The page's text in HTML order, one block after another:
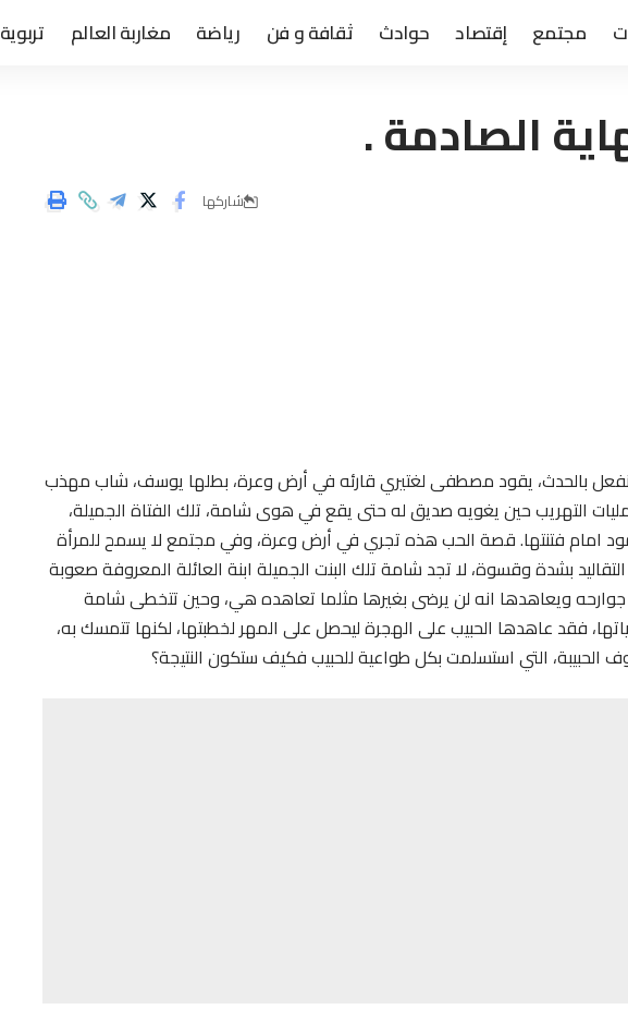
مجتمع إقتصاد حوادث ثقافة و فن رياضة مغاربة العالم تربوية
الصادمة .
شاركها
بالحدث، يقود مصطفى لغتيري قارئه في أرض وعرة، بطلها يوسف، شاب مهذب
التهريب حين يغويه صديق له حتى يقع في هوى شامة، تلك الفتاة الجميلة،
امام فتنتها. قصة الحب هذه تجري في أرض وعرة، وفي مجتمع لا يسمح للمرأة
بشدة وقسوة، لا تجد شامة تلك البنت الجميلة ابنة العائلة المعروفة صعوبة
ويعاهدها انه لن يرضى بغيرها مثلما تعاهده هي، وحين تتخطى شامة
فقد عاهدها الحبيب على الهجرة ليحصل على المهر لخطبتها، لكنها تتمسك به،
الحبيبة، التي استسلمت بكل طواعية للحبيب فكيف ستكون النتيجة؟